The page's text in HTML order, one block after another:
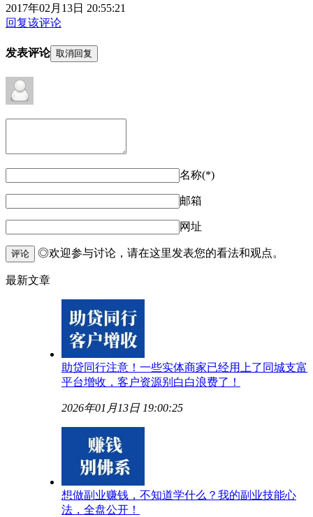
2017年02月13日 20:55:21
回复该评论
发表评论 取消回复
名称(*)
邮箱
网址
评论 ◎欢迎参与讨论，请在这里发表您的看法和观点。
最新文章
助贷同行注意！一些实体商家已经用上了同城支富
平台增收，客户资源别白白浪费了！
2026年01月13日 19:00:25
想做副业赚钱，不知道学什么？我的副业技能心
法，全盘公开！